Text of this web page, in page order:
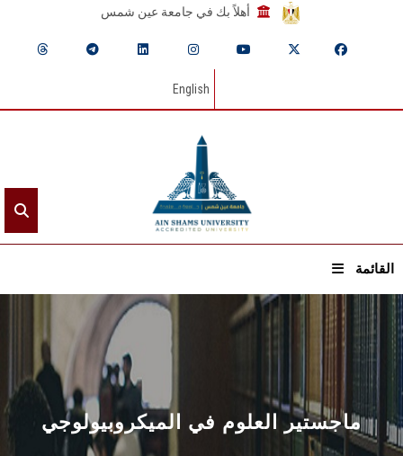
أهلاً بك في جامعة عين شمس
English
القائمة
عن الجامعة
القطاعـاتماجستير العلوم في الميكروبيولوجي